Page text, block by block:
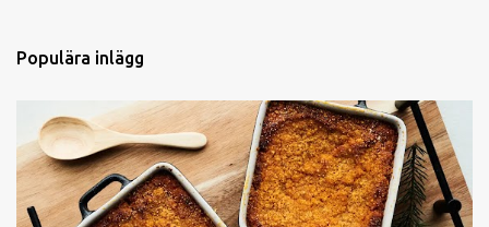
r
e
r
Populära inlägg